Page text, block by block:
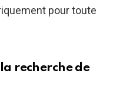
pour toute
recherche de